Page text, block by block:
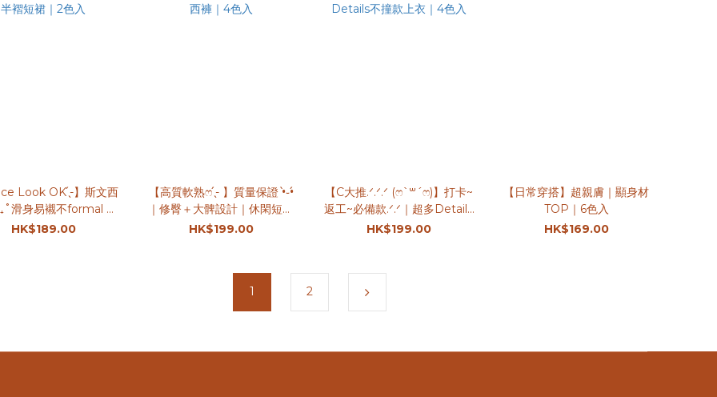
Look OK ̖́-】斯文西
滑身易襯不formal 半
褶短裙｜2色入
HK$189.00
【高質軟熟ෆ ̖́- ​​​】質量保證 •̀֊•́
｜修臀＋大髀設計｜休閑短西
褲｜4色入
HK$199.00
【C大推.ᐟ.ᐟ.ᐟ (ෆ`꒳´ෆ)】打卡~
返工~必備款.ᐟ.ᐟ｜超多Details
不撞款上衣｜4色入
HK$199.00
【日常穿搭】超親膚｜顯身材
TOP｜6色入
HK$169.00
1 2